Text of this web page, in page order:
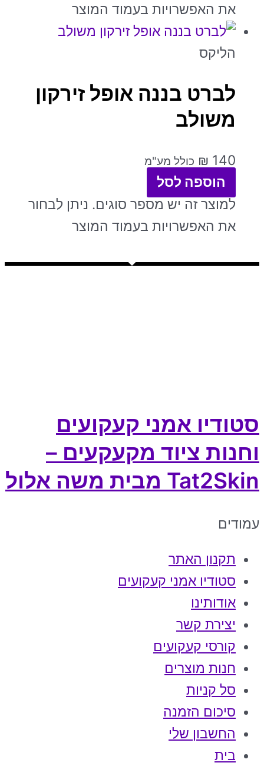
את האפשרויות בעמוד המוצר
הליקס
לברט בננה אופל זירקון
משולב
₪ 140 כולל מע"מ
הוספה לסל
למוצר זה יש מספר סוגים. ניתן לבחור
את האפשרויות בעמוד המוצר
סטודיו אמני קעקועים
וחנות ציוד מקעקעים –
Tat2Skin מבית משה אלול
עמודים
תקנון האתר
סטודיו אמני קעקועים
אודותינו
יצירת קשר
קורסי קעקועים
חנות מוצרים
סל קניות
סיכום הזמנה
החשבון שלי
בית